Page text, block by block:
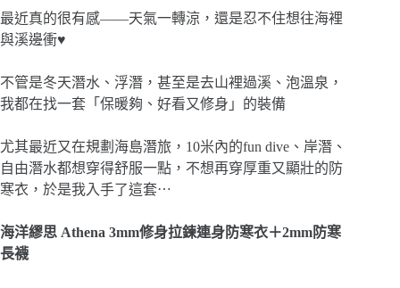
最近真的很有感——天氣一轉涼，還是忍不住想往海裡
與溪邊衝♥
不管是冬天潛水、浮潛，甚至是去山裡過溪、泡溫泉，
我都在找一套「保暖夠、好看又修身」的裝備
尤其最近又在規劃海島潛旅，10米內的fun dive、岸潛、
自由潛水都想穿得舒服一點，不想再穿厚重又顯壯的防
寒衣，於是我入手了這套⋯
海洋繆思 Athena 3mm修身拉鍊連身防寒衣＋2mm防寒
長襪